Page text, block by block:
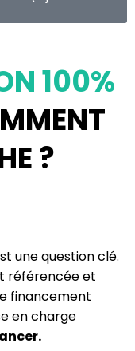
100%
?
une question clé.
référencée et
financement
en charge